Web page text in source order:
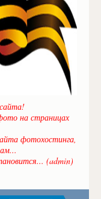
на страницах
фотохостинга,
(admin)